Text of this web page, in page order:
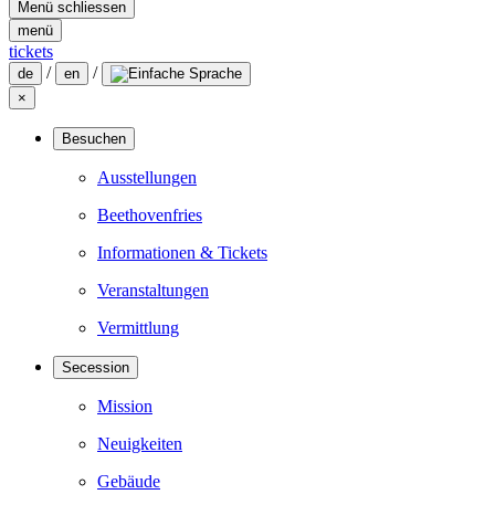
Menü schliessen
menü
tickets
de / en /
×
Besuchen
Ausstellungen
Beethovenfries
Informationen & Tickets
Veranstaltungen
Vermittlung
Secession
Mission
Neuigkeiten
Gebäude